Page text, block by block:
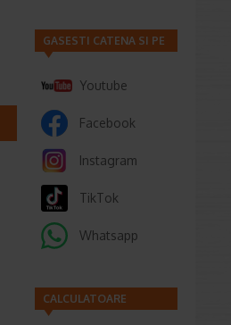
GASESTI CATENA SI PE
Youtube
Facebook
Instagram
TikTok
Whatsapp
CALCULATOARE